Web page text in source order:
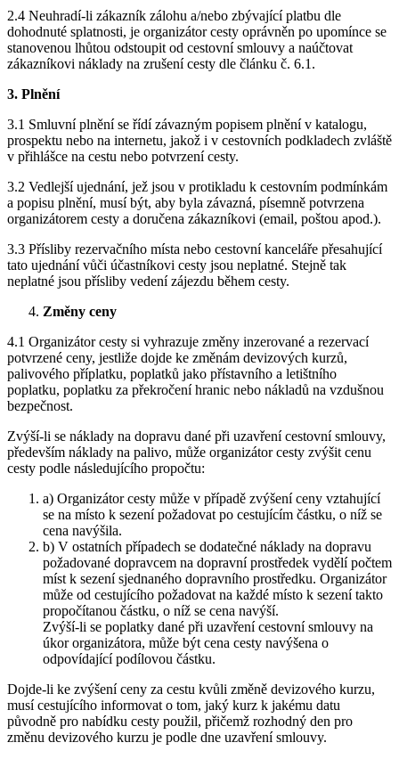
2.4 Neuhradí-li zákazník zálohu a/nebo zbývající platbu dle
dohodnuté splatnosti, je organizátor cesty oprávněn po upomínce se
stanovenou lhůtou odstoupit od cestovní smlouvy a naúčtovat
zákazníkovi náklady na zrušení cesty dle článku č. 6.1.
3. Plnění
3.1 Smluvní plnění se řídí závazným popisem plnění v katalogu,
prospektu nebo na internetu, jakož i v cestovních podkladech zvláště
v přihlášce na cestu nebo potvrzení cesty.
3.2 Vedlejší ujednání, jež jsou v protikladu k cestovním podmínkám
a popisu plnění, musí být, aby byla závazná, písemně potvrzena
organizátorem cesty a doručena zákazníkovi (email, poštou apod.).
3.3 Přísliby rezervačního místa nebo cestovní kanceláře přesahující
tato ujednání vůči účastníkovi cesty jsou neplatné. Stejně tak
neplatné jsou přísliby vedení zájezdu během cesty.
Změny ceny
4.1 Organizátor cesty si vyhrazuje změny inzerované a rezervací
potvrzené ceny, jestliže dojde ke změnám devizových kurzů,
palivového příplatku, poplatků jako přístavního a letištního
poplatku, poplatku za překročení hranic nebo nákladů na vzdušnou
bezpečnost.
Zvýší-li se náklady na dopravu dané při uzavření cestovní smlouvy,
především náklady na palivo, může organizátor cesty zvýšit cenu
cesty podle následujícího propočtu:
a) Organizátor cesty může v případě zvýšení ceny vztahující
se na místo k sezení požadovat po cestujícím částku, o níž se
cena navýšila.
b) V ostatních případech se dodatečné náklady na dopravu
požadované dopravcem na dopravní prostředek vydělí počtem
míst k sezení sjednaného dopravního prostředku. Organizátor
může od cestujícího požadovat na každé místo k sezení takto
propočítanou částku, o níž se cena navýší.
Zvýší-li se poplatky dané při uzavření cestovní smlouvy na
úkor organizátora, může být cena cesty navýšena o
odpovídající podílovou částku.
Dojde-li ke zvýšení ceny za cestu kvůli změně devizového kurzu,
musí cestujícího informovat o tom, jaký kurz k jakému datu
původně pro nabídku cesty použil, přičemž rozhodný den pro
změnu devizového kurzu je podle dne uzavření smlouvy.